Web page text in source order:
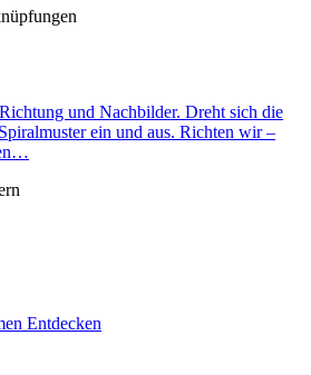
und Nachbilder. Dreht sich die
ein und aus. Richten wir –
Entdecken